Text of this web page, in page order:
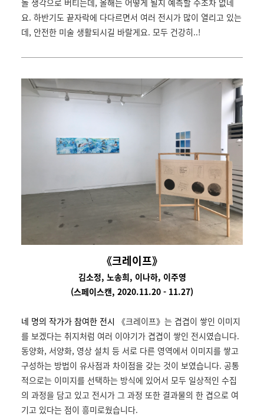
놀 생각으로 버티는데, 올해는 어떻게 될지 예측할 수조차 없네
요. 하반기도 끝자락에 다다르면서 여러 전시가 많이 열리고 있는
데, 안전한 미술 생활되시길 바랄게요. 모두 건강히..!
《크레이프》
김소정, 노송희, 이나하, 이주영
(스페이스캔, 2020.11.20 - 11.27)
네 명의 작가가 참여한 전시
《크레이프》는 겹겹이 쌓인 이미지
를 보겠다는 취지처럼 여러 이야기가 겹겹이 쌓인 전시였습니다.
동양화, 서양화, 영상 설치 등 서로 다른 영역에서 이미지를 쌓고
구성하는 방법이 유사점과 차이점을 갖는 것이 보였습니다. 공통
적으로는 이미지를 선택하는 방식에 있어서 모두 일상적인 수집
의 과정을 담고 있고 전시가 그 과정 또한 결과물의 한 겹으로 여
기고 있다는 점이 흥미로웠습니다.